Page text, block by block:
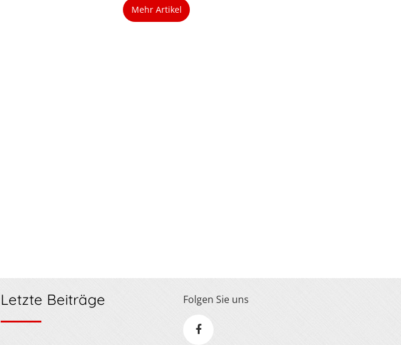
Mehr Artikel
Letzte Beiträge Folgen Sie uns